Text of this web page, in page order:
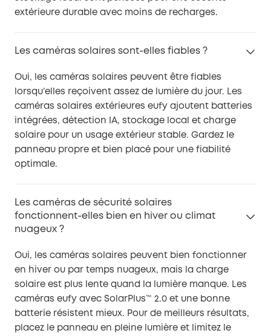
extérieure durable avec moins de recharges.
Les caméras solaires sont-elles fiables ?
Oui, les caméras solaires peuvent être fiables
lorsqu’elles reçoivent assez de lumière du jour. Les
caméras solaires extérieures eufy ajoutent batteries
intégrées, détection IA, stockage local et charge
solaire pour un usage extérieur stable. Gardez le
panneau propre et bien placé pour une fiabilité
optimale.
Les caméras de sécurité solaires
fonctionnent-elles bien en hiver ou climat
nuageux ?
Oui, les caméras solaires peuvent bien fonctionner
en hiver ou par temps nuageux, mais la charge
solaire est plus lente quand la lumière manque. Les
caméras eufy avec SolarPlus™ 2.0 et une bonne
batterie résistent mieux. Pour de meilleurs résultats,
placez le panneau en pleine lumière et limitez le